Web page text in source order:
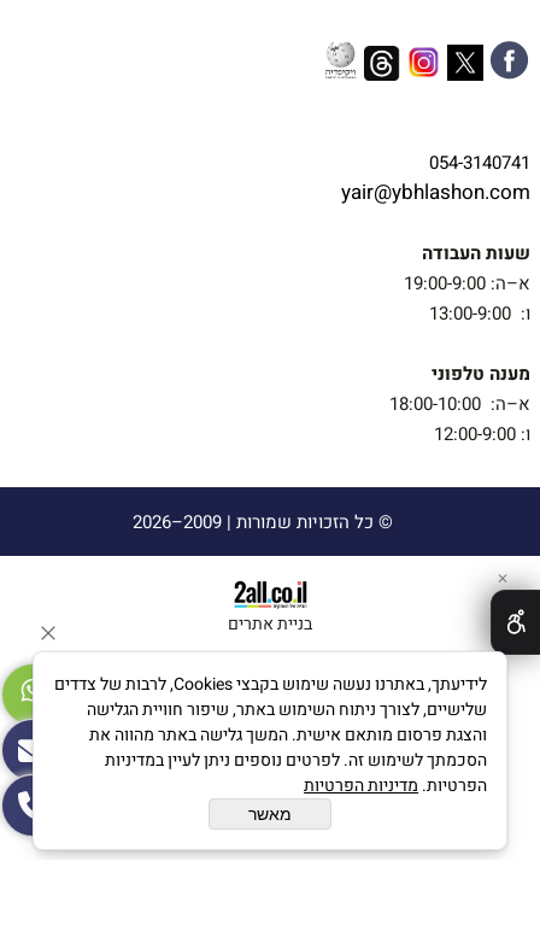
054-3140741
yair@ybhlashon.com
שעות העבודה
א–ה: 19:00-9:00
ו: 13:00-9:00
מענה טלפוני
א–ה: 18:00-10:00
ו: 12:00-9:00
© כל הזכויות שמורות |
בניית אתרים
✕
לידיעתך, באתרנו נעשה שימוש בקבצי Cookies, לרבות של צדדים
שלישיים, לצורך ניתוח השימוש באתר, שיפור חוויית הגלישה
והצגת פרסום מותאם אישית. המשך גלישה באתר מהווה את
הסכמתך לשימוש זה. לפרטים נוספים ניתן לעיין במדיניות
הפרטיות. מדיניות הפרטיות
מאשר